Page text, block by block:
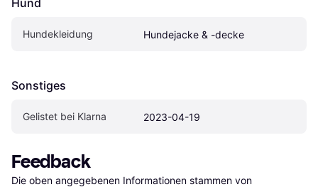
Hundekleidung Hundejacke & -decke
Sonstiges
Gelistet bei Klarna 2023-04-19
Feedback
Die oben angegebenen Informationen stammen von